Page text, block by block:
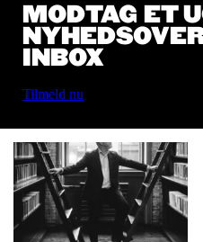
MODTAG ET
INBOX
Tilmeld nu